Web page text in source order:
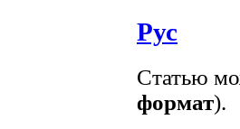
Рус
Статью
формат).